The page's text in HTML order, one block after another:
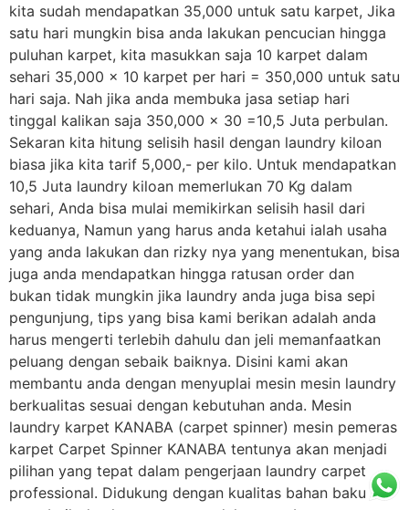
kita sudah mendapatkan 35,000 untuk satu karpet, Jika
satu hari mungkin bisa anda lakukan pencucian hingga
puluhan karpet, kita masukkan saja 10 karpet dalam
sehari 35,000 x 10 karpet per hari = 350,000 untuk satu
hari saja. Nah jika anda membuka jasa setiap hari
tinggal kalikan saja 350,000 x 30 =10,5 Juta perbulan.
Sekaran kita hitung selisih hasil dengan laundry kiloan
biasa jika kita tarif 5,000,- per kilo. Untuk mendapatkan
10,5 Juta laundry kiloan memerlukan 70 Kg dalam
sehari, Anda bisa mulai memikirkan selisih hasil dari
keduanya, Namun yang harus anda ketahui ialah usaha
yang anda lakukan dan rizky nya yang menentukan, bisa
juga anda mendapatkan hingga ratusan order dan
bukan tidak mungkin jika laundry anda juga bisa sepi
pengunjung, tips yang bisa kami berikan adalah anda
harus mengerti terlebih dahulu dan jeli memanfaatkan
peluang dengan sebaik baiknya. Disini kami akan
membantu anda dengan menyuplai mesin mesin laundry
berkualitas sesuai dengan kebutuhan anda. Mesin
laundry karpet KANABA (carpet spinner) mesin pemeras
karpet Carpet Spinner KANABA tentunya akan menjadi
pilihan yang tepat dalam pengerjaan laundry carpet
professional. Didukung dengan kualitas bahan baku